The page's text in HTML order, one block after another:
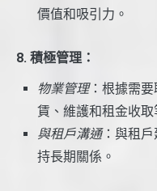
價值和吸引力。
8. 積極管理：
物業管理：根據需要
賃、維護和租金收取
與租戶溝通：與租戶
持長期關係。